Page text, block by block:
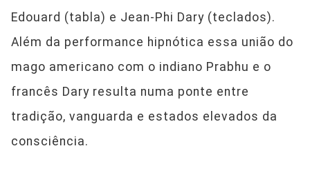
Edouard (tabla) e Jean-Phi Dary (teclados).
Além da performance hipnótica essa união do
mago americano com o indiano Prabhu e o
francês Dary resulta numa ponte entre
tradição, vanguarda e estados elevados da
consciência.